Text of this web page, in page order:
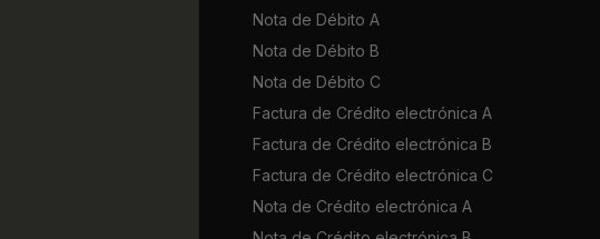
Nota de Débito A
Nota de Débito B
Nota de Débito C
Factura de Crédito electrónica A
Factura de Crédito electrónica B
Factura de Crédito electrónica C
Nota de Crédito electrónica A